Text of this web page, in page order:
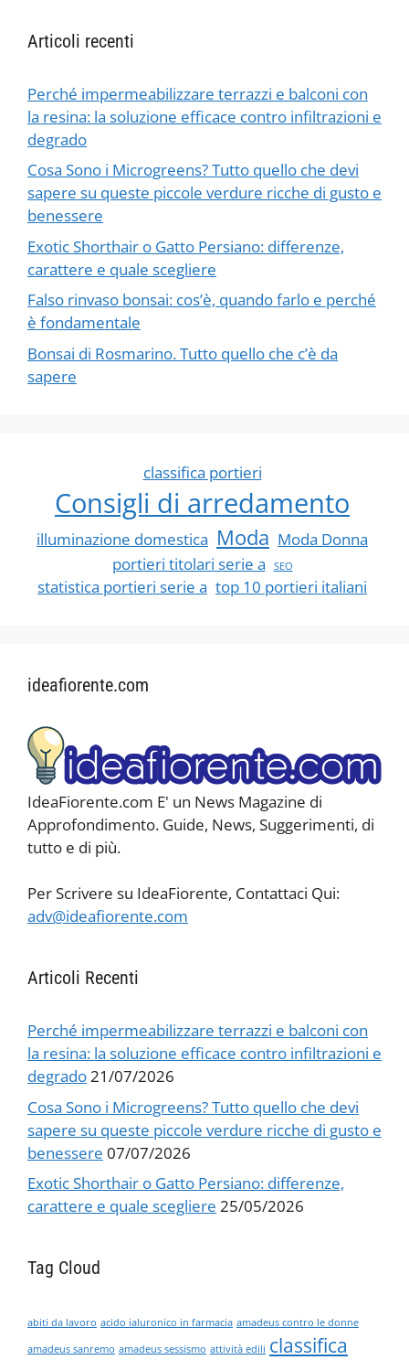
Articoli recenti
Perché impermeabilizzare terrazzi e balconi con
la resina: la soluzione efficace contro infiltrazioni e
degrado
Cosa Sono i Microgreens? Tutto quello che devi
sapere su queste piccole verdure ricche di gusto e
benessere
Exotic Shorthair o Gatto Persiano: differenze,
carattere e quale scegliere
Falso rinvaso bonsai: cos’è, quando farlo e perché
è fondamentale
Bonsai di Rosmarino. Tutto quello che c’è da
sapere
classifica portieri
Consigli di arredamento
illuminazione domestica Moda Moda Donna
portieri titolari serie a
SEO
statistica portieri serie a top 10 portieri italiani
ideafiorente.com
IdeaFiorente.com E' un News Magazine di
Approfondimento. Guide, News, Suggerimenti, di
tutto e di più.
Per Scrivere su IdeaFiorente, Contattaci Qui:
adv@ideafiorente.com
Articoli Recenti
Perché impermeabilizzare terrazzi e balconi con
la resina: la soluzione efficace contro infiltrazioni e
degrado21/07/2026
Cosa Sono i Microgreens? Tutto quello che devi
sapere su queste piccole verdure ricche di gusto e
benessere 07/07/2026
Exotic Shorthair o Gatto Persiano: differenze,
carattere e quale scegliere 25/05/2026
Tag Cloud
abiti da lavoro acido ialuronico in farmacia amadeus contro le donne
amadeus sanremo amadeus sessismo attività edili classifica